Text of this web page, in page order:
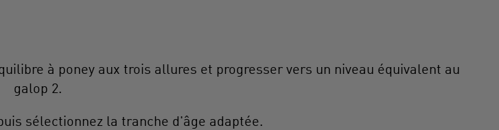
à poney aux trois allures et progresser vers un niveau équivalent au
galop 2.
sélectionnez la tranche d'âge adaptée.